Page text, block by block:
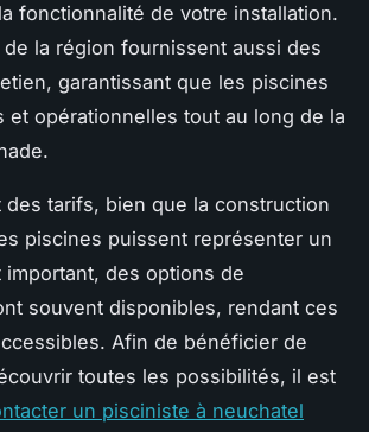
fonctionnalité de votre installation.
la région fournissent aussi des
garantissant que les piscines
et opérationnelles tout au long de la
des tarifs, bien que la construction
piscines puissent représenter un
important, des options de
souvent disponibles, rendant ces
Afin de bénéficier de
toutes les possibilités, il est
un pisciniste à neuchatel